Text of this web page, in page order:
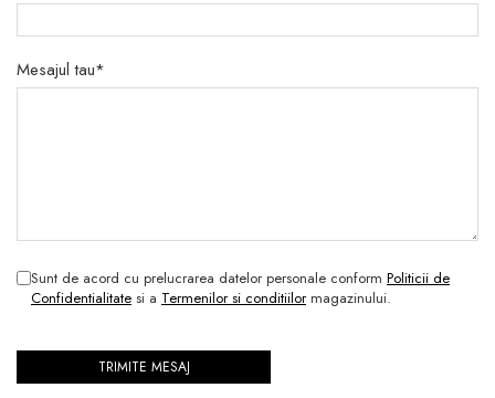
Mesajul tau*
Sunt de acord cu prelucrarea datelor personale conform Politicii de
Confidentialitate si a Termenilor si conditiilormagazinului.